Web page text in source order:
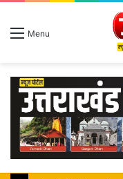
Menu